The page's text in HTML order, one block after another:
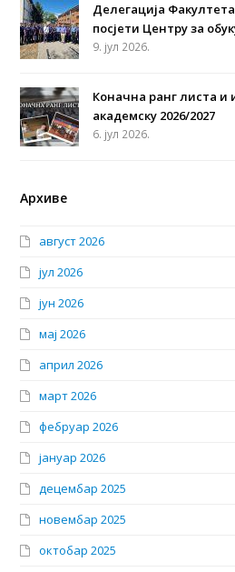
Делегација
посјети Центру за
9. јул 2026.
Коначна ранг листа и
академску 2026/2027
6. јул 2026.
Архиве
август 2026
јул 2026
јун 2026
мај 2026
април 2026
март 2026
фебруар 2026
јануар 2026
децембар 2025
новембар 2025
октобар 2025